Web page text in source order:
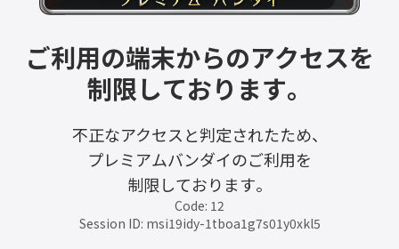
ご利用の端末からのアクセスを
制限しております。
不正なアクセスと判定されたため、
プレミアムバンダイのご利用を
制限しております。
Code: 12
Session ID: msi19idy-1tboa1g7s01y0xkl5